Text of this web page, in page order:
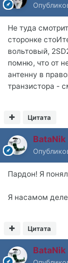
Не туда
сторонке
вольтовый,
помню, что от
антенну в
транзистора -
Цитата
BataNik
Пардон! Я понял
Я насамом
Цитата
BataNik